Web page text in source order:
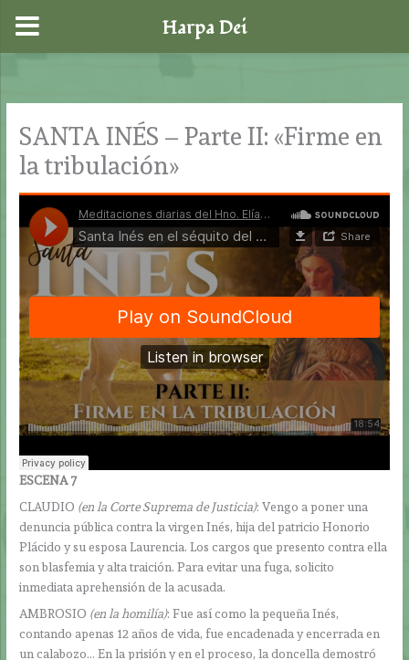
contenido
SANTA INÉS – Parte II: «Firme en
la tribulación»
ESCENA 7
CLAUDIO (en la Corte Suprema de Justicia): Vengo a poner una
denuncia pública contra la virgen Inés, hija del patricio Honorio
Plácido y su esposa Laurencia. Los cargos que presento contra ella
son blasfemia y alta traición. Para evitar una fuga, solicito
inmediata aprehensión de la acusada.
AMBROSIO (en la homilía): Fue así como la pequeña Inés,
contando apenas 12 años de vida, fue encadenada y encerrada en
un calabozo… En la prisión y en el proceso, la doncella demostró
Harpa Dei